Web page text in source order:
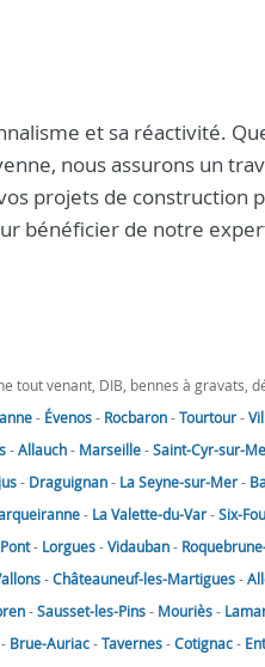
et sa réactivité.
nous assurons un
projets de construction
bénéficier de notre
tout venant, DIB, bennes à gravats,
- Évenos- Rocbaron-Tourtour-
-Allauch- Marseille-Saint-Cyr-sur-
- Draguignan- La Seyne-sur-Mer-
- La Valette-du-Var-Six-
- Lorgues-Vidauban-
-Châteauneuf-les-Martigues-
-Sausset-les-Pins- Mouriès-
Brue-Auriac-Tavernes-Cotignac-